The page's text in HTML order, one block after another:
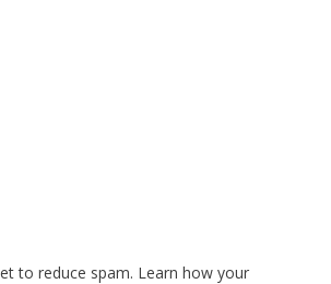
to reduce spam. Learn how your